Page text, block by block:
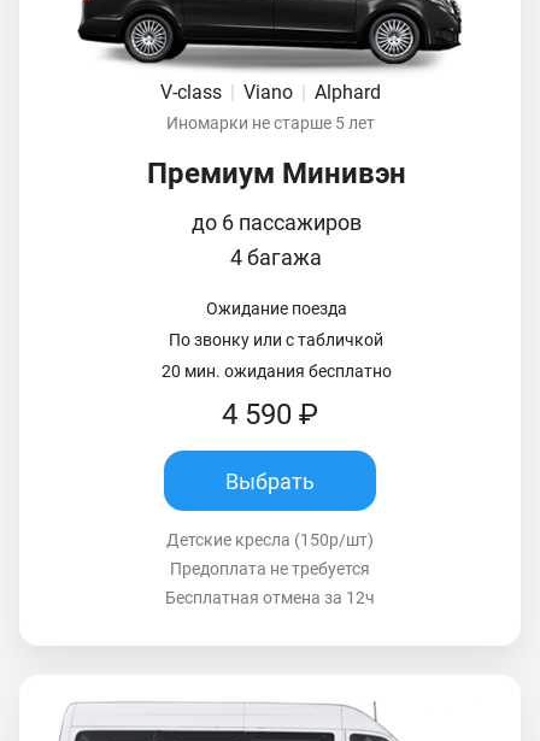
V-class Viano Alphard
Иномарки не старше 5 лет
Премиум Минивэн
до 6 пассажиров
4 багажа
Ожидание поезда
По звонку или с табличкой
20 мин. ожидания бесплатно
4 590 ₽
Выбрать
Детские кресла (150р/шт)
Предоплата не требуется
Бесплатная отмена за 12ч